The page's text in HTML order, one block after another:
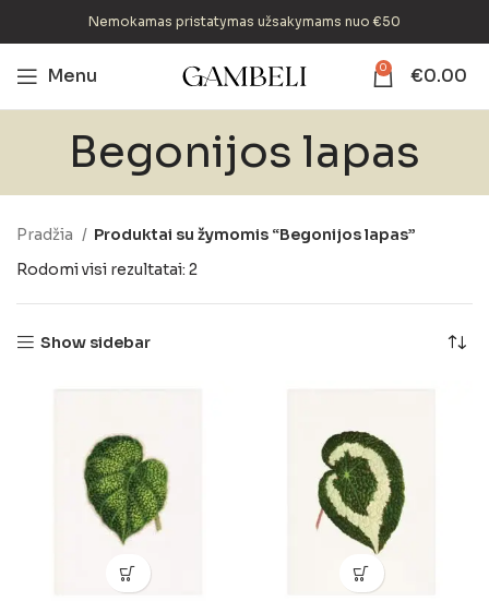
Nemokamas pristatymas užsakymams nuo €50
Menu 0 €0.00
Begonijos lapas
Pradžia
Produktai su žymomis “Begonijos lapas”
Rodomi visi rezultatai: 2
Show sidebar